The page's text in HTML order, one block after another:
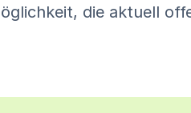
die aktuell